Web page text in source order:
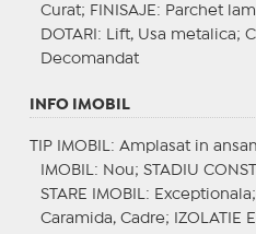
Curat; FINISAJE : Parchet
DOTARI : Lift, Usa metalica;
Decomandat
INFO IMOBIL
TIP IMOBIL : Amplasat in
IMOBIL : Nou; STADIU
STARE IMOBIL : Exceptionala;
Caramida, Cadre;
IZOLATIE